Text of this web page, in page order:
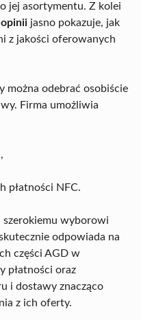
jej asortymentu. Z kolei
jasno pokazuje, jak
z jakości oferowanych
można odebrać osobiście
Firma umożliwia
płatności NFC.
szerokiemu wyborowi
odpowiada na
części AGD w
płatności oraz
i dostawy znacząco
z ich oferty.